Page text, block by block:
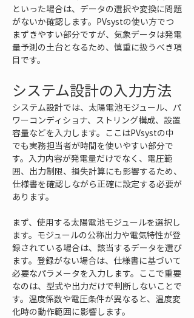
といった場合は、データの選択や変換に問題
がないか確認します。PVsystの使い方でつ
まずきやすい部分ですが、気象データは発電
量予測の土台となるため、慎重に扱うべき項
目です。
システム設計の入力方法
システム設計では、太陽電池モジュール、パ
ワーコンディショナ、ストリング構成、設置
容量などを入力します。ここはPVsystの中
でも実務担当者が時間を使いやすい部分で
す。入力内容が発電量だけでなく、電圧範
囲、出力制限、損失計算にも影響するため、
仕様書を確認しながら正確に設定する必要が
あります。
まず、使用する太陽電池モジュールを選択し
ます。モジュールの公称出力や電気特性が登
録されている場合は、該当するデータを選び
ます。登録がない場合は、仕様書に基づいて
必要なパラメータを入力します。ここで重要
なのは、型式や出力だけで判断しないことで
す。温度係数や電圧条件が異なると、温度変
化時の動作範囲に影響します。